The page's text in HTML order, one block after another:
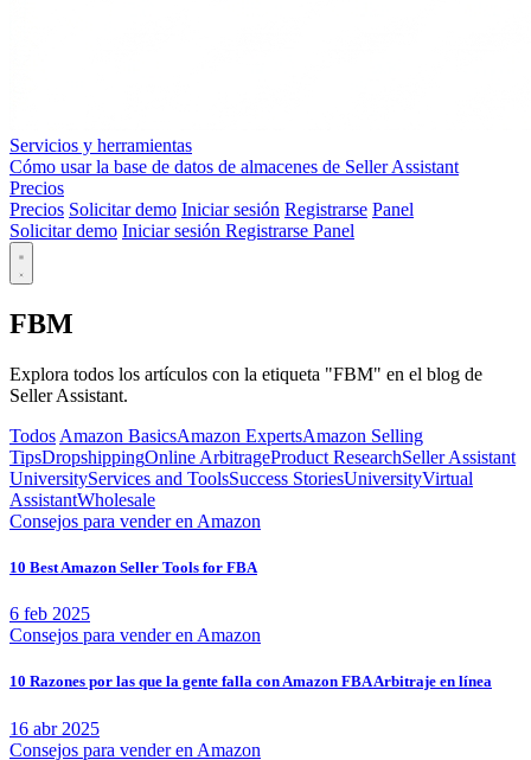
Servicios y herramientas
Cómo usar la base de datos de almacenes de Seller Assistant
Precios
Precios Solicitar demo Iniciar sesión Registrarse Panel
Solicitar demo Iniciar sesión Registrarse Panel
FBM
Explora todos los artículos con la etiqueta "FBM" en el blog de
Seller Assistant.
Todos Amazon BasicsAmazon ExpertsAmazon Selling
TipsDropshippingOnline ArbitrageProduct ResearchSeller Assistant
UniversityServices and ToolsSuccess StoriesUniversityVirtual
AssistantWholesale
Consejos para vender en Amazon
10 Best Amazon Seller Tools for FBA
6 feb 2025
Consejos para vender en Amazon
10 Razones por las que la gente falla con Amazon FBA Arbitraje en línea
16 abr 2025
Consejos para vender en Amazon